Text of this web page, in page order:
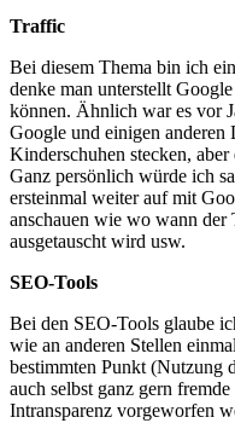
Traffic
Bei diesem Thema bin ich
denke man unterstellt
können. Ähnlich war es vor
Google und einigen
Kinderschuhen stecken,
Ganz persönlich würde ich
ersteinmal weiter auf mit
anschauen wie wo wann
ausgetauscht wird usw.
SEO-Tools
Bei den SEO-Tools glaube
wie an anderen Stellen
bestimmten Punkt (Nutzung
auch selbst ganz gern
Intransparenz vorgeworfen